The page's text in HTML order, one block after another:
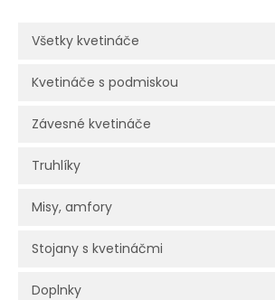
Všetky kvetináče
Kvetináče s podmiskou
Závesné kvetináče
Truhlíky
Misy, amfory
Stojany s kvetináčmi
Doplnky